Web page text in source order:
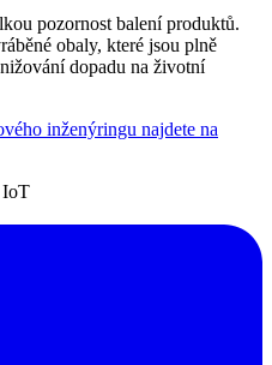
pozornost balení produktů.
obaly, které jsou plně
dopadu na životní
inženýringu najdete na
IoT